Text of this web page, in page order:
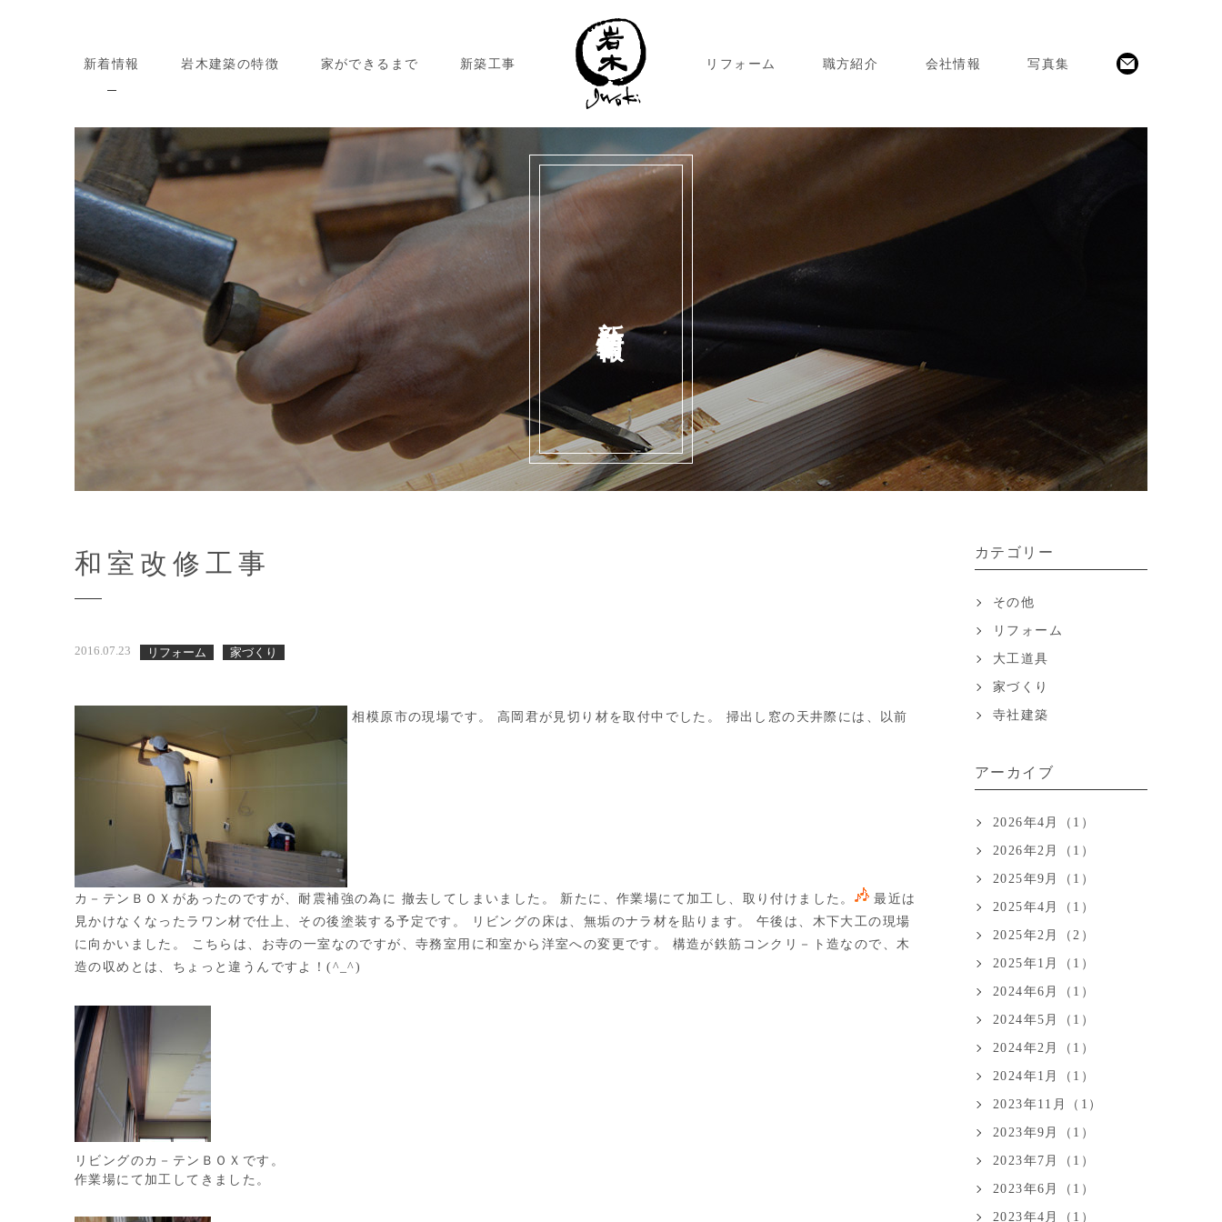
新着情報 岩木建築の特徴 家ができるまで 新築工事 リフォーム 職方紹介 会社情報 写真集
和室改修工事
2016.07.23 リフォーム 家づくり
相模原市の現場です。 高岡君が見切り材を取付中でした。 掃出し窓の天井際には、以前
カ－テンＢＯＸがあったのですが、耐震補強の為に 撤去してしまいました。 新たに、作業場にて加工し、取り付けました。
最近は
見かけなくなったラワン材で仕上、その後塗装する予定です。 リビングの床は、無垢のナラ材を貼ります。 午後は、木下大工の現場
に向かいました。 こちらは、お寺の一室なのですが、寺務室用に和室から洋室への変更です。 構造が鉄筋コンクリ－ト造なので、木
造の収めとは、ちょっと違うんですよ！(^_^)
リビングのカ－テンＢＯＸです。
作業場にて加工してきました。
カテゴリー
その他
リフォーム
大工道具
家づくり
寺社建築
アーカイブ
2026年4月（1）
2026年2月（1）
2025年9月（1）
2025年4月（1）
2025年2月（2）
2025年1月（1）
2024年6月（1）
2024年5月（1）
2024年2月（1）
2024年1月（1）
2023年11月（1）
2023年9月（1）
2023年7月（1）
2023年6月（1）
2023年4月（1）